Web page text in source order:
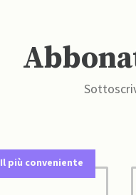
Il più conveniente